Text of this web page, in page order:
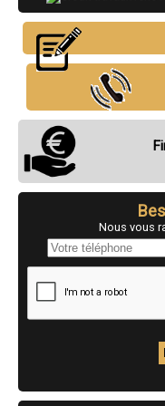
- Crédit travaux
- Crédit
- Crédit travaux
- Crédit travaux
- Crédit travaux
- Crédit
- Crédit travaux
- Crédit travaux
- Crédit travaux
- Crédit travaux
- Crédit travaux
- Crédit travaux
- Crédit travaux
- Crédit travaux
- Crédit travaux
- Crédit travaux
- Crédit travaux
- Crédit travaux
- Crédit travaux
- Crédit travaux
Nous vous